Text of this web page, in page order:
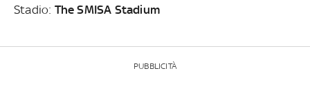
Stadio: The SMISA Stadium
PUBBLICITÀ